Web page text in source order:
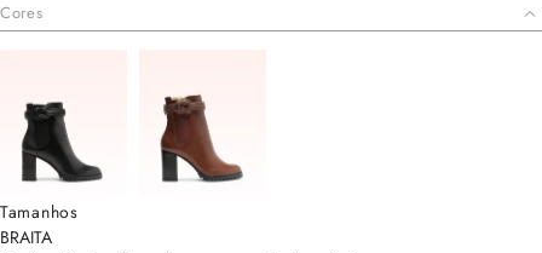
Cores
Tamanhos
BRAITA